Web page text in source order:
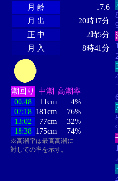
月 齢
17.6
月 出
20時17分
正 中
2時5分
月 入
8時41分
潮回り 中潮 高潮率
00:48
11cm
4%
07:18 181cm
76%
13:02
77cm
32%
18:38 175cm 74%
※高潮率は最高高潮に
対しての率を示す。